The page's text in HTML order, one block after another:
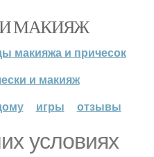
МАКИЯЖ
макияжа и причесок
и макияж
игры отзывы
условиях